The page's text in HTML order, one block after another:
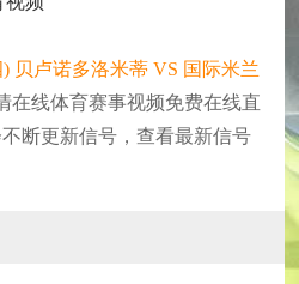
贝卢诺多洛米蒂 VS 国际米兰
在线体育赛事视频免费在线直
断更新信号，查看最新信号